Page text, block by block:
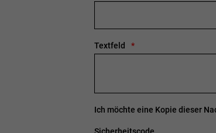
Textfeld
Ich möchte eine Kopie dieser
Sicherheitscode